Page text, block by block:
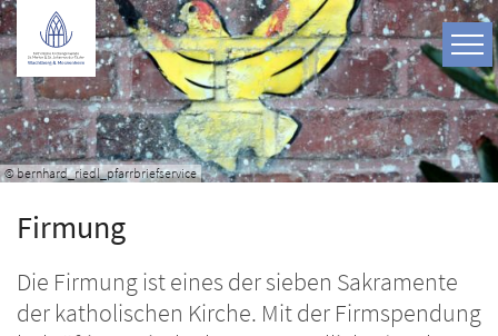
Zum Inhalt springen
© bernhard_riedl_pfarrbriefservice
Firmung
Die Firmung ist eines der sieben Sakramente
der katholischen Kirche. Mit der Firmspendung